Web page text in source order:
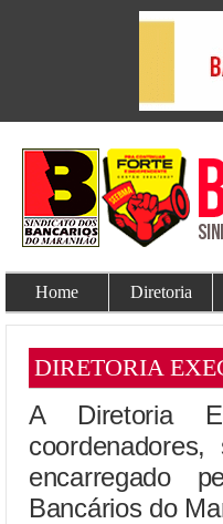
Home Diretoria
DIRETORIA
A Diretoria
encarregado
Bancários do